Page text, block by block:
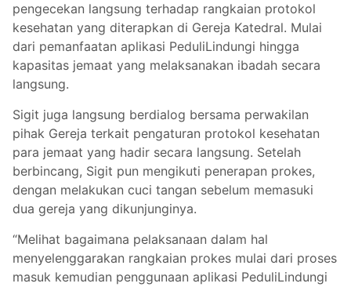
pengecekan langsung terhadap rangkaian protokol
kesehatan yang diterapkan di Gereja Katedral. Mulai
dari pemanfaatan aplikasi PeduliLindungi hingga
kapasitas jemaat yang melaksanakan ibadah secara
langsung.
Sigit juga langsung berdialog bersama perwakilan
pihak Gereja terkait pengaturan protokol kesehatan
para jemaat yang hadir secara langsung. Setelah
berbincang, Sigit pun mengikuti penerapan prokes,
dengan melakukan cuci tangan sebelum memasuki
dua gereja yang dikunjunginya.
“Melihat bagaimana pelaksanaan dalam hal
menyelenggarakan rangkaian prokes mulai dari proses
masuk kemudian penggunaan aplikasi PeduliLindungi